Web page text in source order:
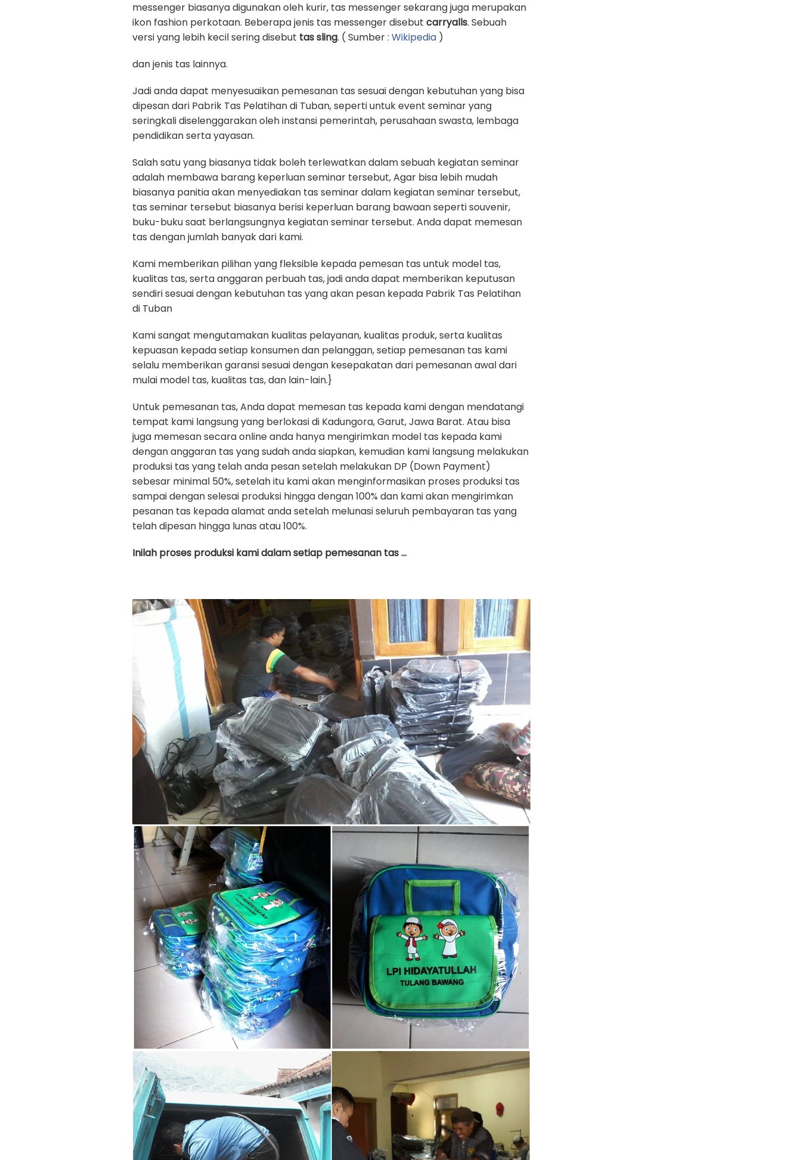
messenger biasanya digunakan oleh kurir, tas messenger sekarang juga merupakan
ikon fashion perkotaan. Beberapa jenis tas messenger disebut carryalls. Sebuah
versi yang lebih kecil sering disebut tas sling. ( Sumber : Wikipedia )
dan jenis tas lainnya.
Jadi anda dapat menyesuaikan pemesanan tas sesuai dengan kebutuhan yang bisa
dipesan dari Pabrik Tas Pelatihan di Tuban, seperti untuk event seminar yang
seringkali diselenggarakan oleh instansi pemerintah, perusahaan swasta, lembaga
pendidikan serta yayasan.
Salah satu yang biasanya tidak boleh terlewatkan dalam sebuah kegiatan seminar
adalah membawa barang keperluan seminar tersebut, Agar bisa lebih mudah
biasanya panitia akan menyediakan tas seminar dalam kegiatan seminar tersebut,
tas seminar tersebut biasanya berisi keperluan barang bawaan seperti souvenir,
buku-buku saat berlangsungnya kegiatan seminar tersebut. Anda dapat memesan
tas dengan jumlah banyak dari kami.
Kami memberikan pilihan yang fleksible kepada pemesan tas untuk model tas,
kualitas tas, serta anggaran perbuah tas, jadi anda dapat memberikan keputusan
sendiri sesuai dengan kebutuhan tas yang akan pesan kepada Pabrik Tas Pelatihan
di Tuban
Kami sangat mengutamakan kualitas pelayanan, kualitas produk, serta kualitas
kepuasan kepada setiap konsumen dan pelanggan, setiap pemesanan tas kami
selalu memberikan garansi sesuai dengan kesepakatan dari pemesanan awal dari
mulai model tas, kualitas tas, dan lain-lain.}
Untuk pemesanan tas, Anda dapat memesan tas kepada kami dengan mendatangi
tempat kami langsung yang berlokasi di Kadungora, Garut, Jawa Barat. Atau bisa
juga memesan secara online anda hanya mengirimkan model tas kepada kami
dengan anggaran tas yang sudah anda siapkan, kemudian kami langsung melakukan
produksi tas yang telah anda pesan setelah melakukan DP (Down Payment)
sebesar minimal 50%, setelah itu kami akan menginformasikan proses produksi tas
sampai dengan selesai produksi hingga dengan 100% dan kami akan mengirimkan
pesanan tas kepada alamat anda setelah melunasi seluruh pembayaran tas yang
telah dipesan hingga lunas atau 100%.
Inilah proses produksi kami dalam setiap pemesanan tas …